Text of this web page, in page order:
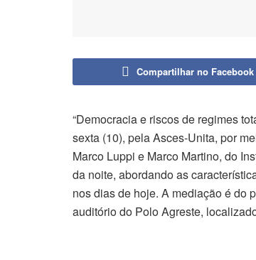
Compartilhar no Facebook
“Democracia e riscos de regimes
sexta (10), pela Asces-Unita, por
Marco Luppi e Marco Martino, do
da noite, abordando as
nos dias de hoje. A mediação é do
auditório do Polo Agreste,